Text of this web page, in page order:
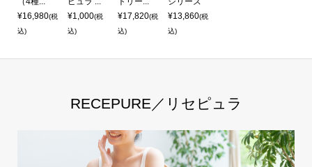
¥16,980(税
込)
¥1,000(税
込)
¥17,820(税
込)
¥13,860(税
込)
RECEPURE／リセピュラ